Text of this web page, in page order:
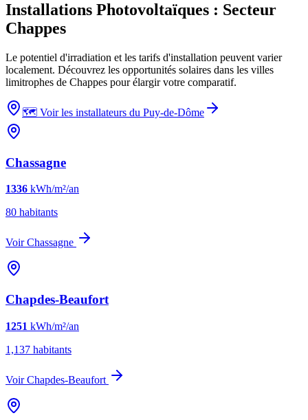
Installations Photovoltaïques : Secteur
Chappes
Le potentiel d'irradiation et les tarifs d'installation peuvent varier
localement. Découvrez les opportunités solaires dans les villes
limitrophes de Chappes pour élargir votre comparatif.
🗺️ Voir les installateurs du Puy-de-Dôme
Chassagne
1336 kWh/m²/an
80 habitants
VoirChassagne
Chapdes-Beaufort
1251 kWh/m²/an
1,137 habitants
VoirChapdes-Beaufort